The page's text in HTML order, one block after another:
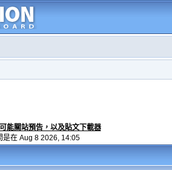
可能關站預告，以及貼文下載器
是在 Aug 8 2026, 14:05